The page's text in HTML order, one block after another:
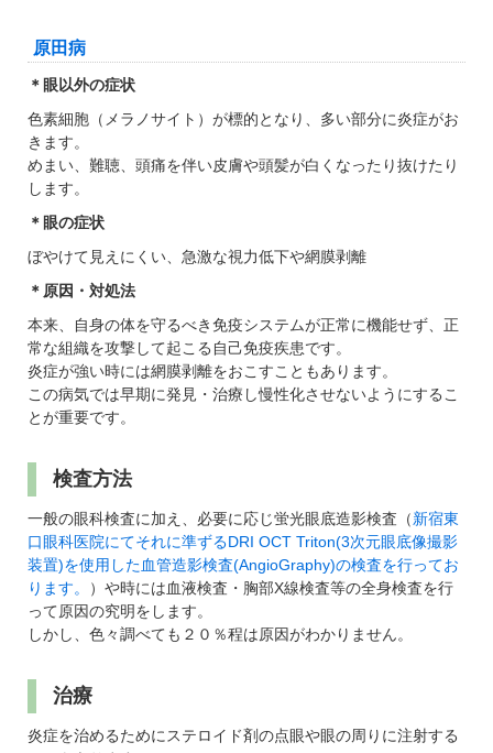
原田病
＊眼以外の症状
色素細胞（メラノサイト）が標的となり、多い部分に炎症がお
きます。
めまい、難聴、頭痛を伴い皮膚や頭髪が白くなったり抜けたり
します。
＊眼の症状
ぼやけて見えにくい、急激な視力低下や網膜剥離
＊原因・対処法
本来、自身の体を守るべき免疫システムが正常に機能せず、正
常な組織を攻撃して起こる自己免疫疾患です。
炎症が強い時には網膜剥離をおこすこともあります。
この病気では早期に発見・治療し慢性化させないようにするこ
とが重要です。
検査方法
一般の眼科検査に加え、必要に応じ蛍光眼底造影検査（新宿東
口眼科医院にてそれに準ずるDRI OCT Triton(3次元眼底像撮影
装置)を使用した血管造影検査(AngioGraphy)の検査を行ってお
ります。
）や時には血液検査・胸部X線検査等の全身検査を行
って原因の究明をします。
しかし、色々調べても２０％程は原因がわかりません。
治療
炎症を治めるためにステロイド剤の点眼や眼の周りに注射する